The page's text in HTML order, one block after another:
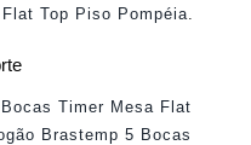
Top Piso Pompéia.
Timer Mesa Flat
Brastemp 5 Bocas